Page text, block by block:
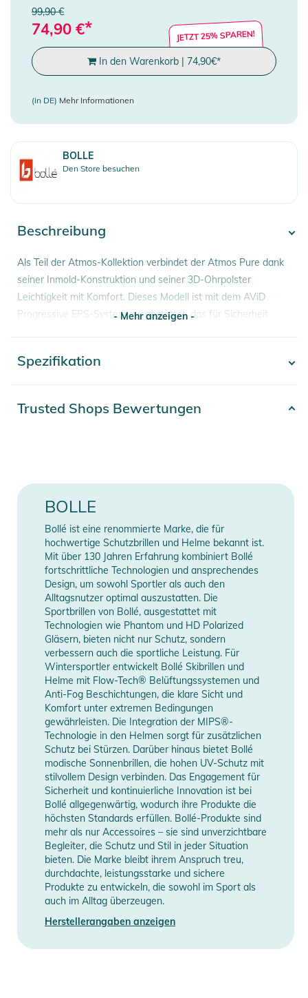
99,90 €
74,90 €* JETZT 25% SPAREN!
In den Warenkorb | 74,90€*
(in DE) Mehr Informationen
BOLLE
Den Store besuchen
Beschreibung
Als Teil der Atmos-Kollektion verbindet der Atmos Pure dank
seiner Inmold-Konstruktion und seiner 3D-Ohrpolster
Leichtigkeit mit Komfort. Dieses Modell ist mit dem AViD
Progressive EPS-System ausgestattet, das für Sicherheit
Belüftungsöffnungen, Brillenschlitzen und Luftabzugskanälen
ausgestattet, die eine gute Belüftung gewährleisten.
- L (59-62cm)
Produktinformationen und
Sicherheitshinweise
Gebrauchsanweisungen, Sicherheitshinweise und Warnungen
finden Sie direkt am Produkt.
- Mehr anzeigen -
Spezifikation
Manufacturer
Information
Herstellerangaben
anzeigen
Trusted Shops Bewertungen
BOLLE
Bollé ist eine renommierte Marke, die für
hochwertige Schutzbrillen und Helme bekannt ist.
Mit über 130 Jahren Erfahrung kombiniert Bollé
fortschrittliche Technologien und ansprechendes
Design, um sowohl Sportler als auch den
Alltagsnutzer optimal auszustatten. Die
Sportbrillen von Bollé, ausgestattet mit
Technologien wie Phantom und HD Polarized
Gläsern, bieten nicht nur Schutz, sondern
verbessern auch die sportliche Leistung. Für
Wintersportler entwickelt Bollé Skibrillen und
Helme mit Flow-Tech® Belüftungssystemen und
Anti-Fog Beschichtungen, die klare Sicht und
Komfort unter extremen Bedingungen
gewährleisten. Die Integration der MIPS®-
Technologie in den Helmen sorgt für zusätzlichen
Schutz bei Stürzen. Darüber hinaus bietet Bollé
modische Sonnenbrillen, die hohen UV-Schutz mit
stilvollem Design verbinden. Das Engagement für
Sicherheit und kontinuierliche Innovation ist bei
Bollé allgegenwärtig, wodurch ihre Produkte die
höchsten Standards erfüllen. Bollé-Produkte sind
mehr als nur Accessoires – sie sind unverzichtbare
Begleiter, die Schutz und Stil in jeder Situation
bieten. Die Marke bleibt ihrem Anspruch treu,
durchdachte, leistungsstarke und sichere
Produkte zu entwickeln, die sowohl im Sport als
auch im Alltag überzeugen.
Herstellerangaben anzeigen